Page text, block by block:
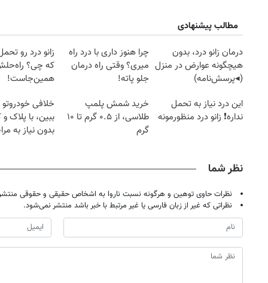
مطالب پیشنهادی
درمان زانو درد، بدون
هیچگونه عوارض در منزل
(◂پرسش‌نامه)
چرا هنوز داری با درد راه
میری؟ وقتی راه درمان
جلو پاته!
زانو درد رو
که چی؟
همین‌جاست!
این درد نیاز به تحمل
نداره❗ زانو درد منظورمونه
خرید شمش پلمپ
طلاسی، از ۰.۵ گرم تا ۱۰
گرم
خلافی خودروتو
ببین، با پلاک
بدون نیاز به
نظر شما
نظرات حاوی توهین و هرگونه نسبت ناروا به اشخاص حقیقی و حقوقی
نظراتی که غیر از زبان فارسی یا غیر مرتبط با خبر باشد منتشر نمی‌شود.